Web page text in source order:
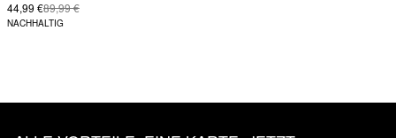
44,99 €89,99 €
NACHHALTIG